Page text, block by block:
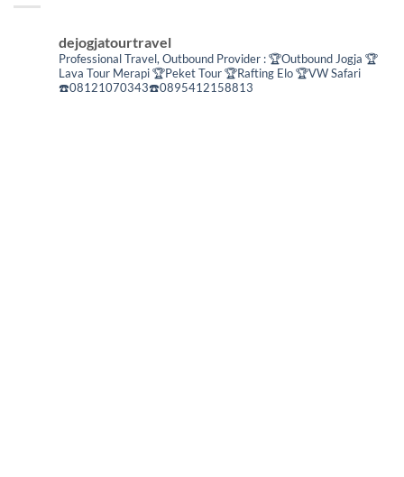
dejogjatourtravel
Professional Travel, Outbound Provider :🏆Outbound Jogja 🏆
Lava Tour Merapi🏆Peket Tour🏆Rafting Elo🏆VW Safari
☎️08121070343☎️0895412158813